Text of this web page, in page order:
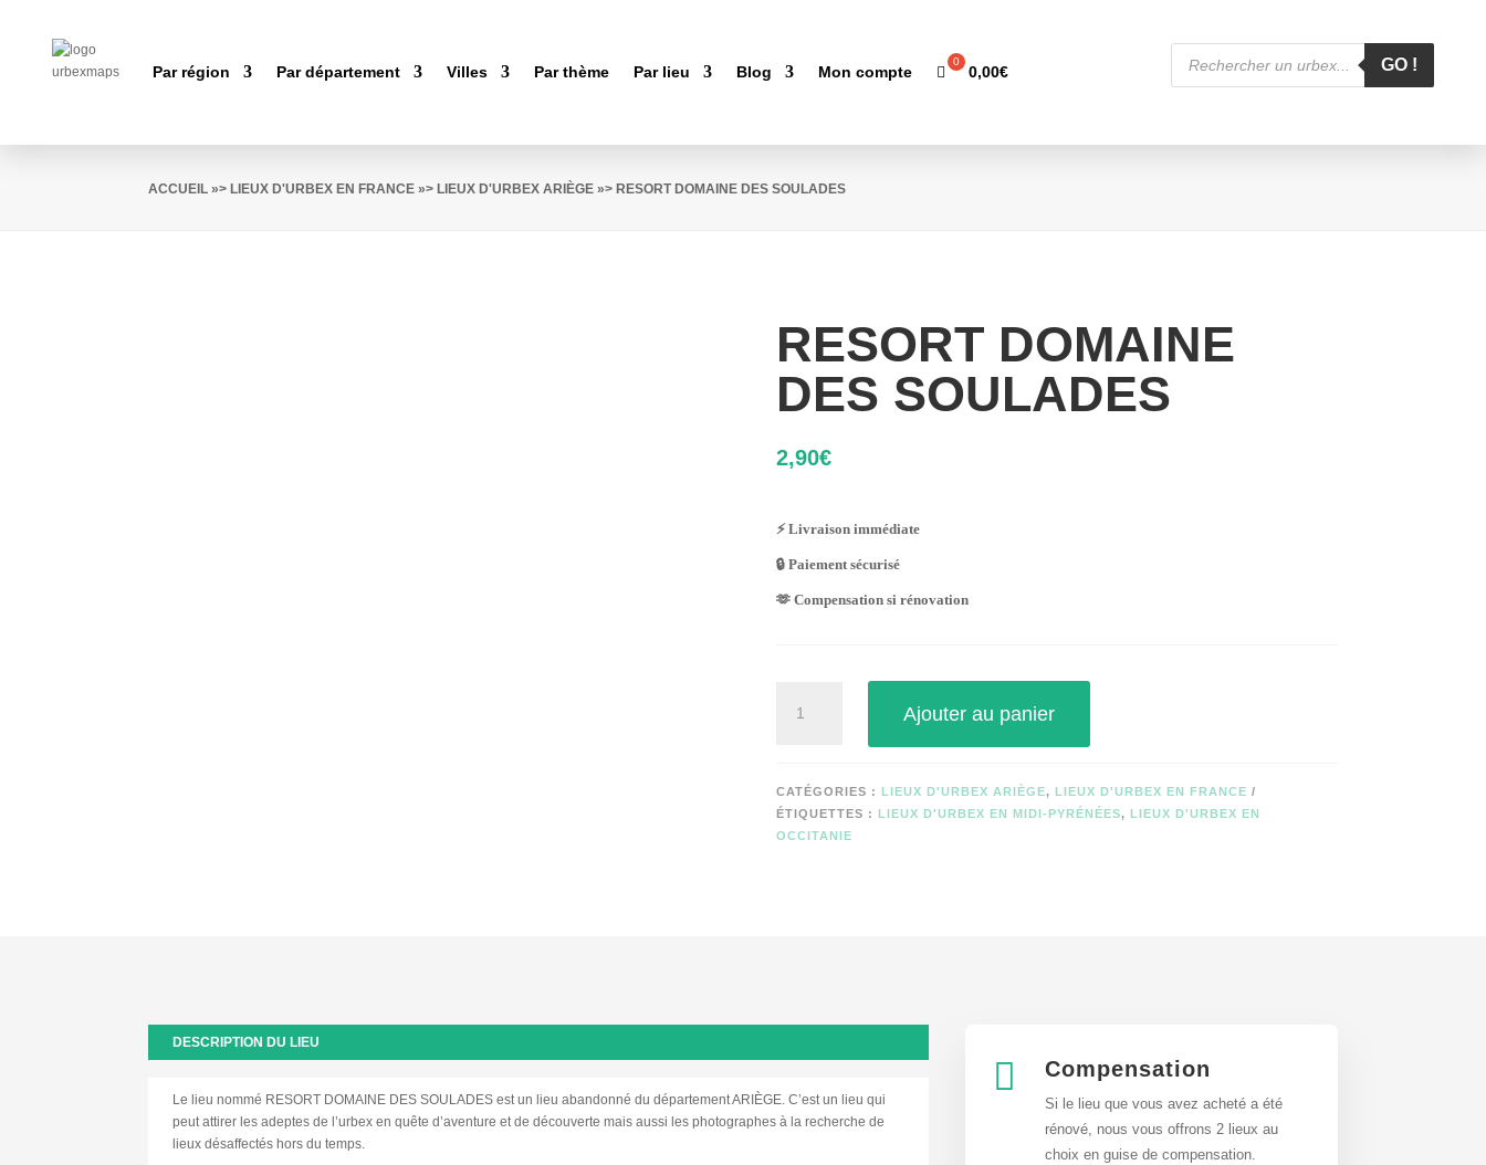
Par région Par département Villes Par thème Par lieu Blog Mon compte 0,00€
Recherche
produits
GO !
ACCUEIL »>LIEUX D'URBEX EN FRANCE »>LIEUX D'URBEX ARIÈGE »> RESORT DOMAINE DES SOULADES
RESORT DOMAINE
DES SOULADES
2,90€
⚡ Livraison immédiate
🔒 Paiement sécurisé
🫶 Compensation si rénovation
SOULADES
Ajouter au panier
CATÉGORIES : LIEUX D'URBEX ARIÈGE, LIEUX D'URBEX EN FRANCE
ÉTIQUETTES : LIEUX D'URBEX EN MIDI-PYRÉNÉES, LIEUX D'URBEX EN
OCCITANIE
DESCRIPTION DU LIEU
Le lieu nommé RESORT DOMAINE DES SOULADES est un lieu abandonné du département ARIÈGE. C’est un lieu qui
peut attirer les adeptes de l’urbex en quête d’aventure et de découverte mais aussi les photographes à la recherche de
lieux désaffectés hors du temps.
 Compensation
Si le lieu que vous avez acheté a été
rénové, nous vous offrons 2 lieux au
choix en guise de compensation.